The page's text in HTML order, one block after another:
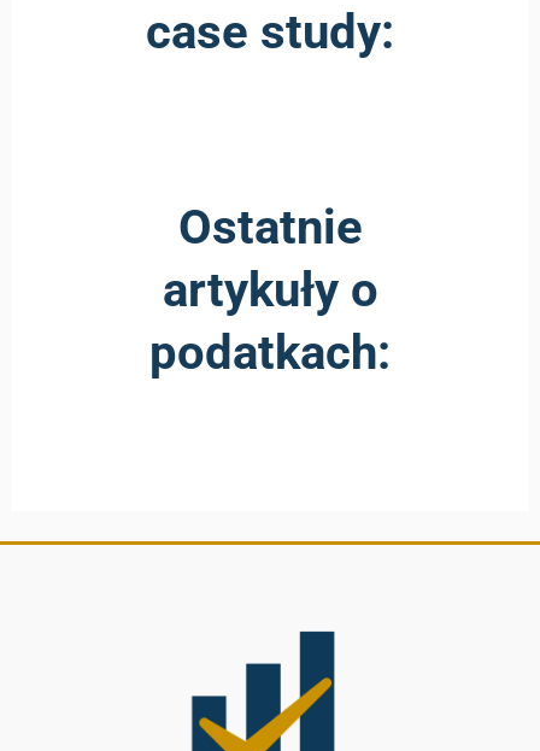
case study:
Ostatnie
artykuły o
podatkach: